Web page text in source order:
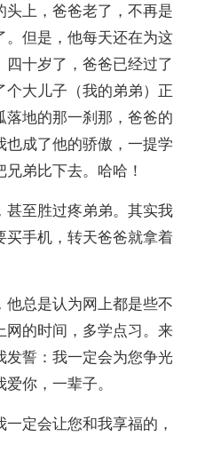
头上，爸爸老了，不再是
。但是，他每天还在为这
十岁了，爸爸已经过了
个大儿子（我的弟弟）正
落地的那一刹那，爸爸的
也成了他的骄傲，一提学
弟比下去。哈哈！
至胜过疼弟弟。其实我
买手机，转天爸爸就拿着
总是认为网上都是些不
网的时间，多学点习。来
发誓：我一定会为您争光
你，一辈子。
定会让您和我享福的，